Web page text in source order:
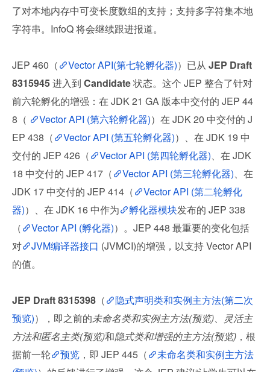
了对本地内存中可变长度数组的支持；支持多字符集本地
字符串。InfoQ 将会继续跟进报道。
JEP 460（ Vector API(第七轮孵化器)）已从 JEP Draft
8315945 进入到 Candidate 状态。这个 JEP 整合了针对
前六轮孵化的增强：在 JDK 21 GA 版本中交付的 JEP 44
8（
Vector API (第六轮孵化器)）在 JDK 20 中交付的 J
EP 438（
Vector API (第五轮孵化器)）、在 JDK 19 中
交付的 JEP 426（
Vector API (第四轮孵化器)、在 JDK
18 中交付的 JEP 417（
Vector API (第三轮孵化器)、在
JDK 17 中交付的 JEP 414（
Vector API (第二轮孵化
器)）、在 JDK 16 中作为 孵化器模块发布的 JEP 338
（
Vector API (孵化器)）。JEP 448 最重要的变化包括
对
JVM编译器接口 (JVMCI)的增强，以支持 Vector API
的值。
JEP Draft 8315398 （
隐式声明类和实例主方法(第二次
预览)），即之前的未命名类和实例主方法(预览)、 灵活主
方法和匿名主类(预览)和隐式类和增强的主方法(预览) ，根
据前一轮
预览 ，即 JEP 445（
未命名类和实例主方法